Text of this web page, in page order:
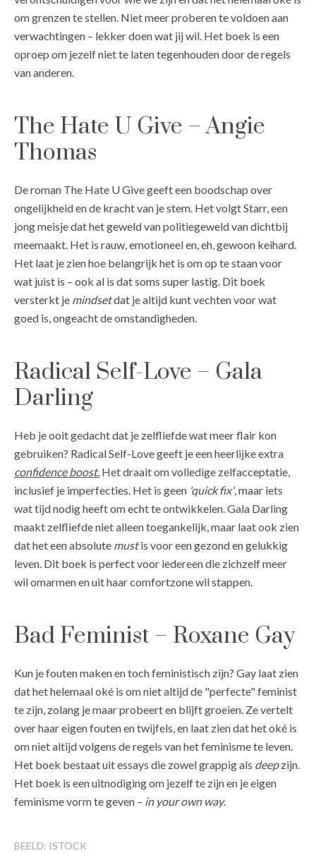
om grenzen te stellen. Niet meer proberen te voldoen aan
verwachtingen – lekker doen wat jij wil. Het boek is een
oproep om jezelf niet te laten tegenhouden door de regels
van anderen.
The Hate U Give – Angie
Thomas
De roman The Hate U Give geeft een boodschap over
ongelijkheid en de kracht van je stem. Het volgt Starr, een
jong meisje dat het geweld van politiegeweld van dichtbij
meemaakt. Het is rauw, emotioneel en, eh, gewoon keihard.
Het laat je zien hoe belangrijk het is om op te staan voor
wat juist is – ook al is dat soms super lastig. Dit boek
versterkt je mindsetdat je altijd kunt vechten voor wat
goed is, ongeacht de omstandigheden.
Radical Self-Love – Gala
Darling
Heb je ooit gedacht dat je zelfliefde wat meer flair kon
gebruiken? Radical Self-Love geeft je een heerlijke extra
confidence boost. Het draait om volledige zelfacceptatie,
inclusief je imperfecties. Het is geen 'quick fix', maar iets
wat tijd nodig heeft om echt te ontwikkelen. Gala Darling
maakt zelfliefde niet alleen toegankelijk, maar laat ook zien
dat het een absolute mustis voor een gezond en gelukkig
leven. Dit boek is perfect voor iedereen die zichzelf meer
wil omarmen en uit haar comfortzone wil stappen.
Bad Feminist – Roxane Gay
Kun je fouten maken en toch feministisch zijn? Gay laat zien
dat het helemaal oké is om niet altijd de "perfecte" feminist
te zijn, zolang je maar probeert en blijft groeien. Ze vertelt
over haar eigen fouten en twijfels, en laat zien dat het oké is
om niet altijd volgens de regels van het feminisme te leven.
Het boek bestaat uit essays die zowel grappig als deepzijn.
Het boek is een uitnodiging om jezelf te zijn en je eigen
feminisme vorm te geven – in your own way.
BEELD: ISTOCK